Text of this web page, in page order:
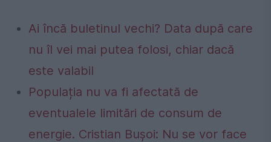
Ai încă buletinul vechi? Data după care
nu îl vei mai putea folosi, chiar dacă
este valabil
Populația nu va fi afectată de
eventualele limitări de consum de
energie. Cristian Bușoi: Nu se vor face